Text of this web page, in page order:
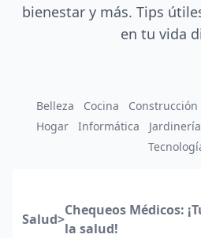
bienestar y más. Tips
en tu vida
Belleza Cocina Construcción
Hogar
Informática Jardinería
Salud>
Chequeos Médicos:
la salud!